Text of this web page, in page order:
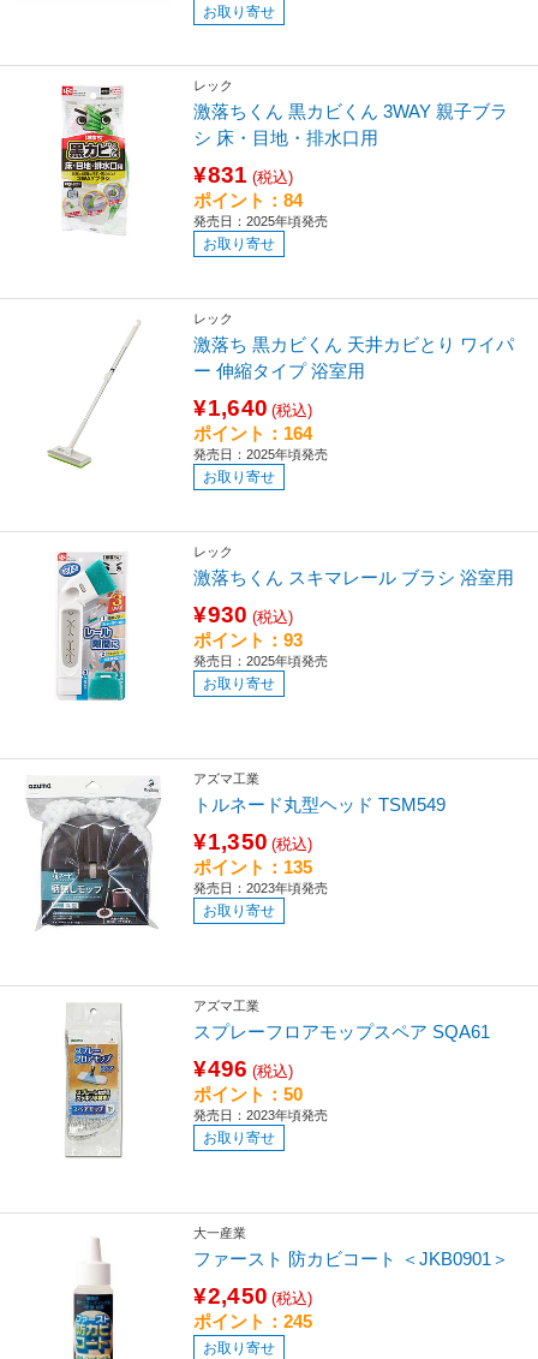
お取り寄せ
レック
激落ちくん 黒カビくん 3WAY 親子ブラ
シ 床・目地・排水口用
¥831 (税込)
ポイント：84
発売日：2025年頃発売
お取り寄せ
レック
激落ち 黒カビくん 天井カビとり ワイパ
ー 伸縮タイプ 浴室用
¥1,640 (税込)
ポイント：164
発売日：2025年頃発売
お取り寄せ
レック
激落ちくん スキマレール ブラシ 浴室用
¥930 (税込)
ポイント：93
発売日：2025年頃発売
お取り寄せ
アズマ工業
トルネード丸型ヘッド TSM549
¥1,350 (税込)
ポイント：135
発売日：2023年頃発売
お取り寄せ
アズマ工業
スプレーフロアモップスペア SQA61
¥496 (税込)
ポイント：50
発売日：2023年頃発売
お取り寄せ
大一産業
ファースト 防カビコート ＜JKB0901＞
¥2,450 (税込)
ポイント：245
お取り寄せ